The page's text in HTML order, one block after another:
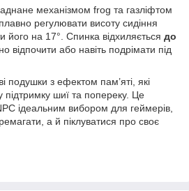
механізмом frog та газліфтом
регулювати висоту сидіння
його на 17°. Спинка відхиляється до
відпочити або навіть подрімати під
подушки з ефектом пам’яті, які
підтримку шиї та попереку. Це
ідеальним вибором для геймерів,
а й піклуватися про своє